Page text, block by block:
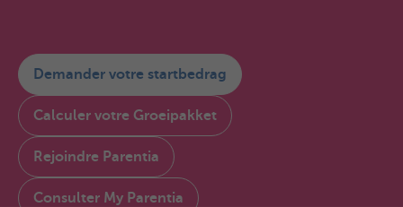
Demander votre startbedrag
Calculer votre Groeipakket
Rejoindre Parentia
Consulter My Parentia